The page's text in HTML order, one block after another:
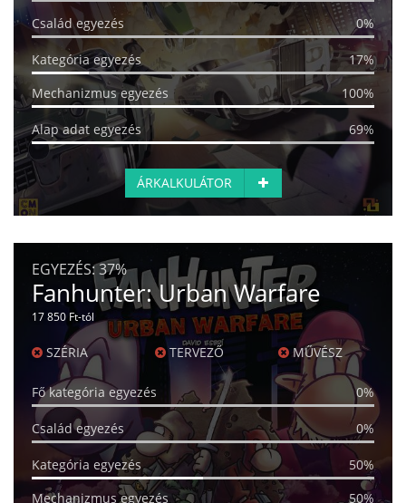
Család egyezés 0%
Kategória egyezés
17%
Mechanizmus egyezés
100%
Alap adat egyezés 69%
ÁRKALKULÁTOR
EGYEZÉS:37%
Fanhunter: Urban Warfare
17 850 Ft-tól
SZÉRIA TERVEZŐ MŰVÉSZ
Fő kategória egyezés 0%
Család egyezés 0%
Kategória egyezés
50%
Mechanizmus egyezés
50%